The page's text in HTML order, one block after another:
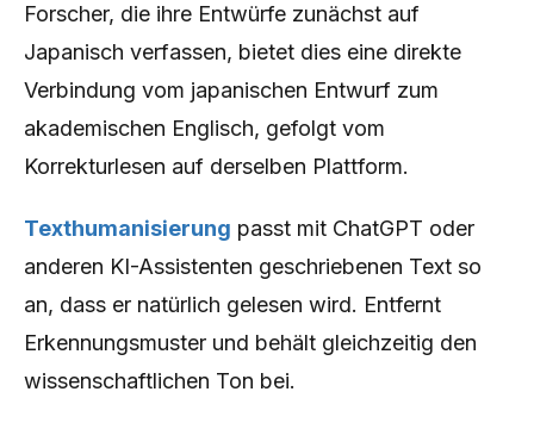
Forscher, die ihre Entwürfe zunächst auf
Japanisch verfassen, bietet dies eine direkte
Verbindung vom japanischen Entwurf zum
akademischen Englisch, gefolgt vom
Korrekturlesen auf derselben Plattform.
Texthumanisierung passt mit ChatGPT oder
anderen KI-Assistenten geschriebenen Text so
an, dass er natürlich gelesen wird. Entfernt
Erkennungsmuster und behält gleichzeitig den
wissenschaftlichen Ton bei.